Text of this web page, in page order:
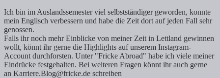
Ich bin im Auslandssemester viel selbstständiger geworden, konnte
mein Englisch verbessern und habe die Zeit dort auf jeden Fall sehr
genossen.
Falls ihr noch mehr Einblicke von meiner Zeit in Lettland gewinnen
wollt, könnt ihr gerne die Highlights auf unserem Instagram-
Account durchforsten. Unter "Fricke Abroad" habe ich viele meiner
Eindrücke festgehalten. Bei weiteren Fragen könnt ihr auch gerne
an Karriere.Blog@fricke.de schreiben